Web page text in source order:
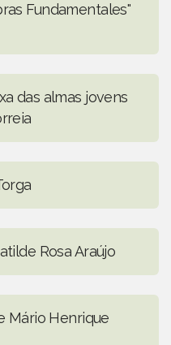
Fundamentales"
das almas jovens
Rosa Araújo
Mário Henrique